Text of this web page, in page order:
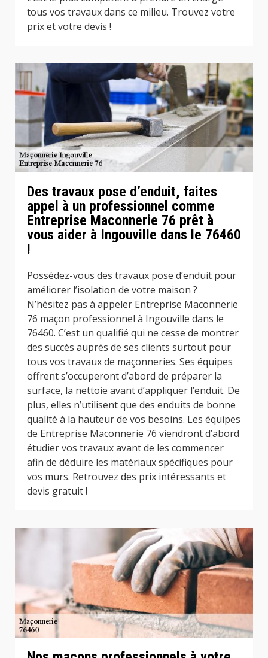
tous vos travaux dans ce milieu. Trouvez votre
prix et votre devis !
Des travaux pose d’enduit, faites
appel à un professionnel comme
Entreprise Maconnerie 76 prêt à
vous aider à Ingouville dans le 76460
!
Possédez-vous des travaux pose d’enduit pour
améliorer l’isolation de votre maison ?
N’hésitez pas à appeler Entreprise Maconnerie
76 maçon professionnel à Ingouville dans le
76460. C’est un qualifié qui ne cesse de montrer
des succès auprès de ses clients surtout pour
tous vos travaux de maçonneries. Ses équipes
offrent s’occuperont d’abord de préparer la
surface, la nettoie avant d’appliquer l’enduit. De
plus, elles n’utilisent que des enduits de bonne
qualité à la hauteur de vos besoins. Les équipes
de Entreprise Maconnerie 76 viendront d’abord
étudier vos travaux avant de les commencer
afin de déduire les matériaux spécifiques pour
vos murs. Retrouvez des prix intéressants et
devis gratuit !